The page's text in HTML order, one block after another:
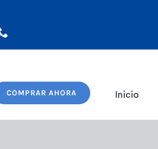
COMPRAR AHORA Inicio